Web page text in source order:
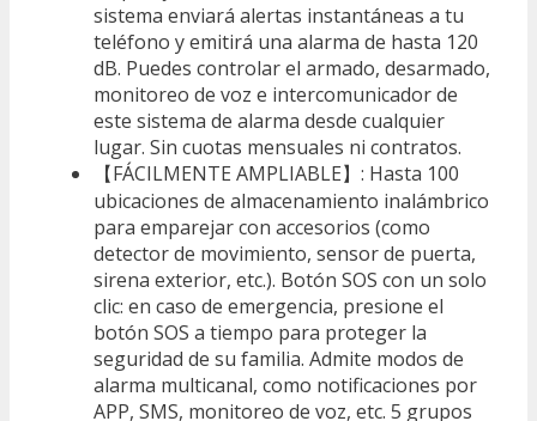
sistema enviará alertas instantáneas a tu
teléfono y emitirá una alarma de hasta 120
dB. Puedes controlar el armado, desarmado,
monitoreo de voz e intercomunicador de
este sistema de alarma desde cualquier
lugar. Sin cuotas mensuales ni contratos.
【FÁCILMENTE AMPLIABLE】: Hasta 100
ubicaciones de almacenamiento inalámbrico
para emparejar con accesorios (como
detector de movimiento, sensor de puerta,
sirena exterior, etc.). Botón SOS con un solo
clic: en caso de emergencia, presione el
botón SOS a tiempo para proteger la
seguridad de su familia. Admite modos de
alarma multicanal, como notificaciones por
APP, SMS, monitoreo de voz, etc. 5 grupos